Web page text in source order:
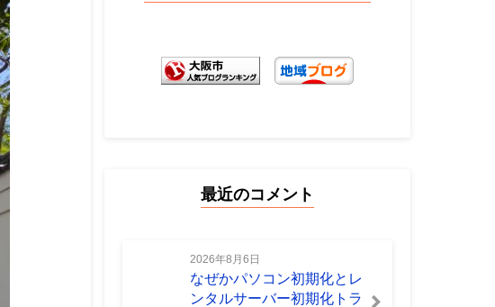
最近のコメント
2026年8月6日
なぜかパソコン初期化とレ
ンタルサーバー初期化トラ